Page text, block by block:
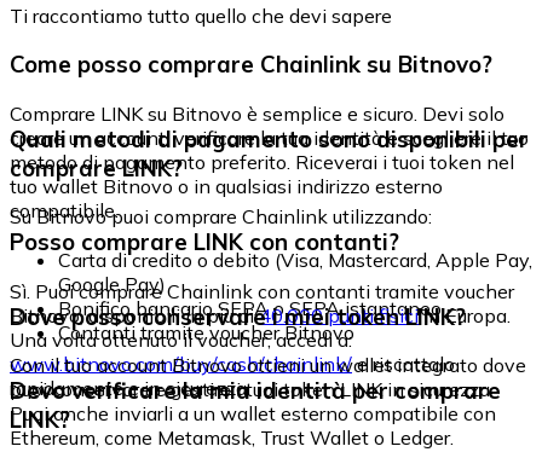
Ti raccontiamo tutto quello che devi sapere
Come posso comprare Chainlink su Bitnovo?
Comprare LINK su Bitnovo è semplice e sicuro. Devi solo
creare un account, verificare la tua identità e scegliere il tuo
metodo di pagamento preferito. Riceverai i tuoi token nel
tuo wallet Bitnovo o in qualsiasi indirizzo esterno
compatibile.
Quali metodi di pagamento sono disponibili per
comprare LINK?
Su Bitnovo puoi comprare Chainlink utilizzando:
Carta di credito o debito (Visa, Mastercard, Apple Pay,
Google Pay)
Bonifico bancario SEPA o SEPA istantaneo
Contanti tramite voucher Bitnovo
Posso comprare LINK con contanti?
Sì. Puoi comprare Chainlink con contanti tramite voucher
Bitnovo, disponibili in più di40.000 punti fisiciin Europa.
Una volta ottenuto il voucher, accedi a:
www.bitnovo.com/buy/cash/chainlink/e riscattalo
rapidamente e in sicurezza.
Dove posso conservare i miei token LINK?
Con il tuo account Bitnovo ottieni un wallet integrato dove
puoi conservare e gestire i tuoi token LINK in sicurezza.
Puoi anche inviarli a un wallet esterno compatibile con
Ethereum, come Metamask, Trust Wallet o Ledger.
Devo verificare la mia identità per comprare
LINK?